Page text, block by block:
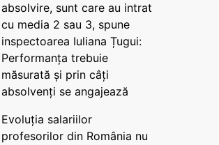
absolvire, sunt care au intrat
cu media 2 sau 3, spune
inspectoarea Iuliana Țugui:
Performanța trebuie
măsurată și prin câți
absolvenți se angajează
Evoluția salariilor
profesorilor din România nu